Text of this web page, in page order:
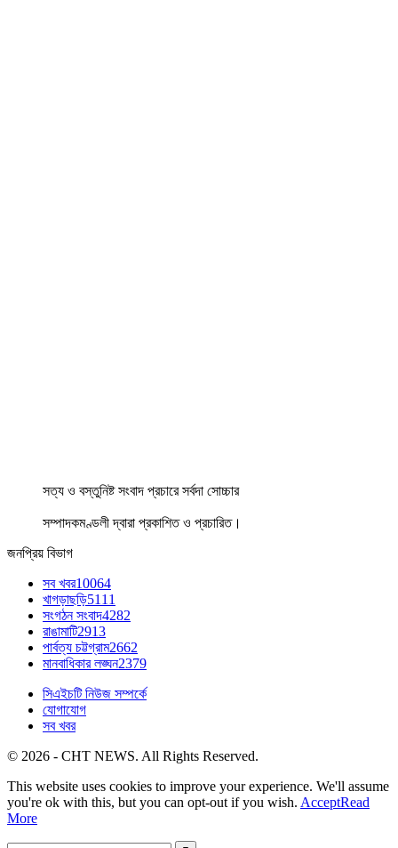
সত্য ও বস্তুনিষ্ট সংবাদ প্রচারে সর্বদা সোচ্চার
সম্পাদকমণ্ডলী দ্বারা প্রকাশিত ও প্রচারিত।
জনপ্রিয় বিভাগ
সব খবর10064
খাগড়াছড়ি5111
সংগঠন সংবাদ4282
রাঙামাটি2913
পার্বত্য চট্টগ্রাম2662
মানবাধিকার লঙ্ঘন2379
সিএইচটি নিউজ সম্পর্কে
যোগাযোগ
সব খবর
© 2026 - CHT NEWS. All Rights Reserved.
This website uses cookies to improve your experience. We'll assume
you're ok with this, but you can opt-out if you wish. AcceptRead
More